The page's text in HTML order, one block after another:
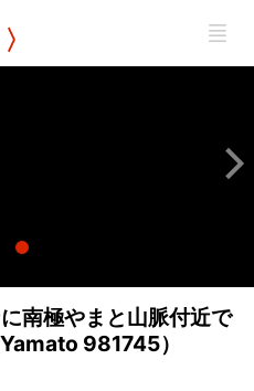
〉
南極やまと山脈付近で
981745）